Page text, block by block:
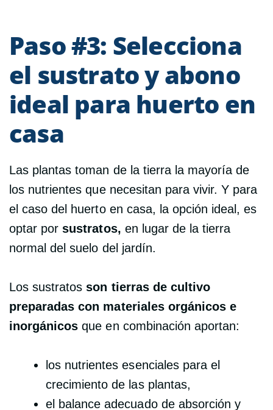
Paso #3: Selecciona
el sustrato y abono
ideal para huerto en
casa
Las plantas toman de la tierra la mayoría de
los nutrientes que necesitan para vivir. Y para
el caso del huerto en casa, la opción ideal, es
optar porsustratos, en lugar de la tierra
normal del suelo del jardín.
Los sustratosson tierras de cultivo
preparadas con materiales orgánicos e
inorgánicos que en combinación aportan:
los nutrientes esenciales para el
crecimiento de las plantas,
el balance adecuado de absorción y